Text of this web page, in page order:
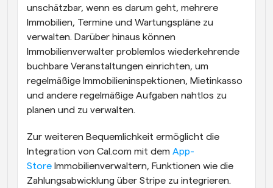
unschätzbar, wenn es darum geht, mehrere
Immobilien, Termine und Wartungspläne zu
verwalten. Darüber hinaus können
Immobilienverwalter problemlos wiederkehrende
buchbare Veranstaltungen einrichten, um
regelmäßige Immobilieninspektionen, Mietinkasso
und andere regelmäßige Aufgaben nahtlos zu
planen und zu verwalten.
Zur weiteren Bequemlichkeit ermöglicht die
Integration von Cal.com mit dem App-
Store Immobilienverwaltern, Funktionen wie die
Zahlungsabwicklung über Stripe zu integrieren.